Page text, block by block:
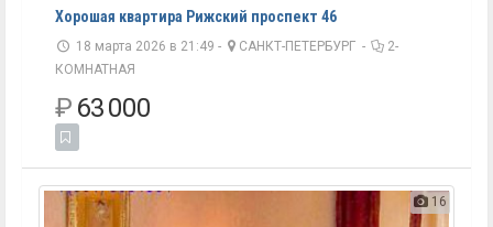
Хорошая квартира Рижский проспект 46
18 марта 2026 в 21:49 - САНКТ-ПЕТЕРБУРГ -
2-
КОМНАТНАЯ
₽ 63 000
16